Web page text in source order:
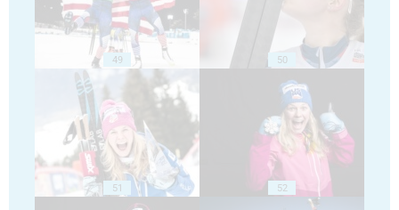
49 50
51 52